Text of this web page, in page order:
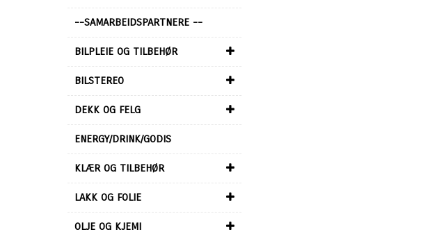
--SAMARBEIDSPARTNERE --
BILPLEIE OG TILBEHØR
BILSTEREO
DEKK OG FELG
ENERGY/DRINK/GODIS
KLÆR OG TILBEHØR
LAKK OG FOLIE
OLJE OG KJEMI